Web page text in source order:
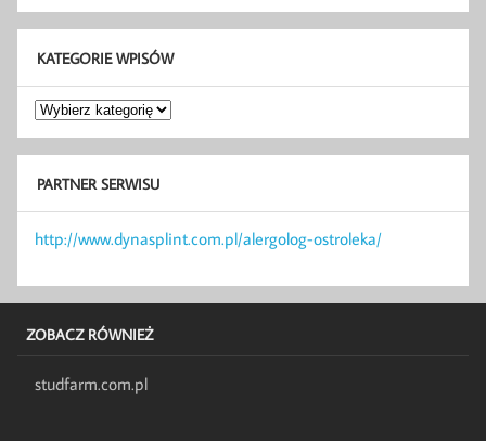
KATEGORIE WPISÓW
Kategorie
wpisów
PARTNER SERWISU
http://www.dynasplint.com.pl/alergolog-ostroleka/
ZOBACZ RÓWNIEŻ
studfarm.com.pl